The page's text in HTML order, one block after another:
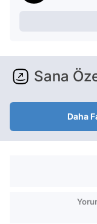
Sana
Daha